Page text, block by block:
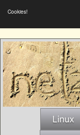
Cookies!
Linux